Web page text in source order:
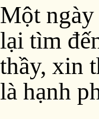
Một
lại tìm
thầy, xin
là hạnh